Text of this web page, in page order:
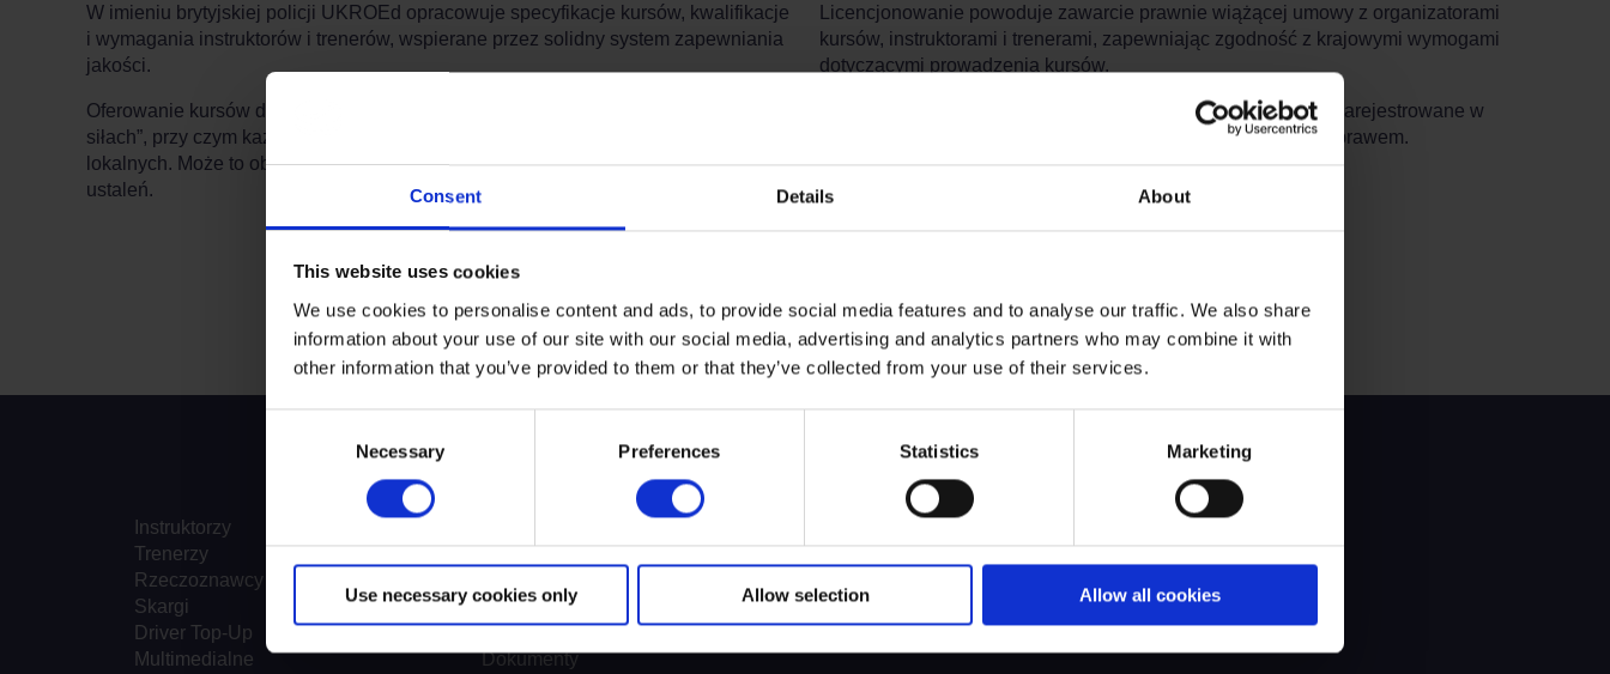
Consent Details About
This website uses cookies
We use cookies to personalise content and ads, to provide social media features and to analyse our traffic. We also share
information about your use of our site with our social media, advertising and analytics partners who may combine it with
other information that you’ve provided to them or that they’ve collected from your use of their services.
Necessary Preferences Statistics Marketing
Use necessary cookies only Allow selection Allow all cookies
W imieniu brytyjskiej policji UKROEd opracowuje specyfikacje kursów, kwalifikacje
i wymagania instruktorów i trenerów, wspierane przez solidny system zapewniania
jakości.
Oferowanie kursów dla sił policyjnych zostało zorganizowane na zasadzie „siła po
siłach”, przy czym każda policja decyduje o najlepszym sposobie pozyskania usług
lokalnych. Może to obejmować pełne zamówienie europejskie lub lokalny protokół
ustaleń.
Licencjonowanie powoduje zawarcie prawnie wiążącej umowy z organizatorami
kursów, instruktorami i trenerami, zapewniając zgodność z krajowymi wymogami
dotyczącymi prowadzenia kursów.
Wszystkie kursy NDORS i związane z nimi materiały zostały zarejestrowane w
Urzędzie ds. Własności Intelektualnej i dlatego są chronione prawem.
Instruktorzy
Trenerzy
Rzeczoznawcy
Skargi
Driver Top-Up
Multimedialne
Organizatorzy kursów
Najczęściej zadawane pytania
Dokumenty
Terminy do wyszukania: